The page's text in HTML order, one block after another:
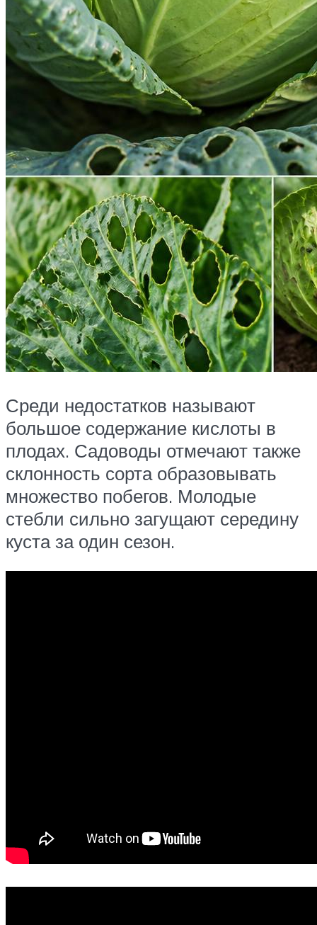
Среди недостатков называют
большое содержание кислоты в
плодах. Садоводы отмечают также
склонность сорта образовывать
множество побегов. Молодые
стебли сильно загущают середину
куста за один сезон.